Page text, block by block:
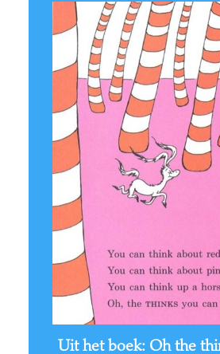
Uit het boek: Oh the